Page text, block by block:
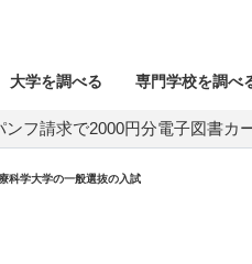
大学を調べる 専門学校を調べ
ンフ請求で2000円分電子図書カ
科学大学の一般選抜の入試